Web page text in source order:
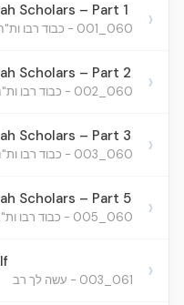
Scholars – Part 1
060_001 - כבוד רבו ות"ח ›
Scholars – Part 2
060_002 - כבוד רבו ות"ח ›
Scholars – Part 3
060_003 - כבוד רבו ות"ח ›
Scholars – Part 5
060_005 - כבוד רבו ות"ח ›
061_003 - עשה לך רב ›